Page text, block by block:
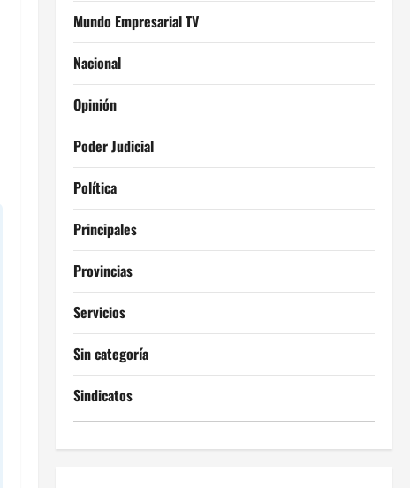
Mundo Empresarial TV
Nacional
Opinión
Poder Judicial
Política
Principales
Provincias
Servicios
Sin categoría
Sindicatos